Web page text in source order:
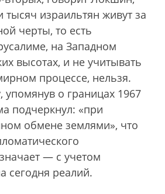
тысяч израильтян живут за
черты, то есть
на Западном
высотах, и не учитывать
процессе, нельзя.
о границах 1967
подчеркнул: «при
обмене землями», что
— с учетом
сегодня реалий.